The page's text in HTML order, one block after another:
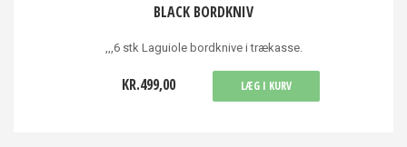
BLACK BORDKNIV
,,,6 stk Laguiole bordknive i trækasse.
KR.499,00 LÆG I KURV